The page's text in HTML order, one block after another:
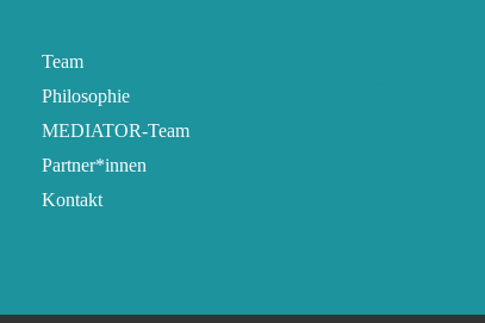
Team
Philosophie
MEDIATOR-Team
Partner*innen
Kontakt